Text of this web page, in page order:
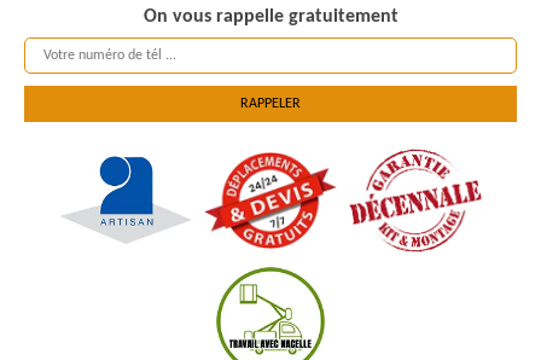
On vous rappelle gratuitement